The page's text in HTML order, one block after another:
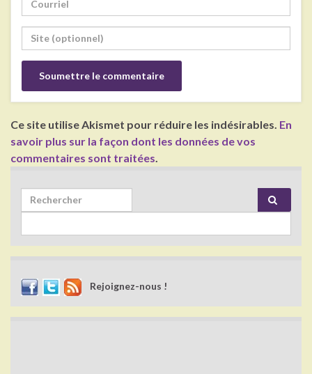
Ce site utilise Akismet pour réduire les indésirables. En
savoir plus sur la façon dont les données de vos
commentaires sont traitées
Search for:
Rejoignez-nous !